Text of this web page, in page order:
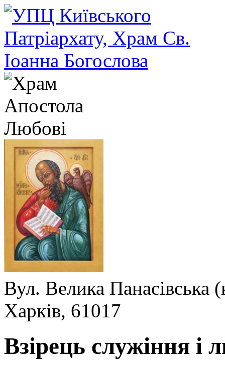
Вул. Велика Панасівська
Харків, 61017
Взірець служіння і